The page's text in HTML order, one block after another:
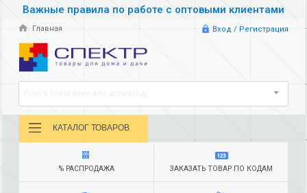
Важные правила по работе с оптовыми клиентами
Главная Вход / Регистрация
КАТАЛОГ ТОВАРОВ
% РАСПРОДАЖА ЗАКАЗАТЬ ТОВАР ПО КОДАМ